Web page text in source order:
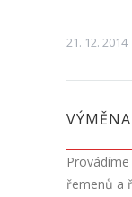
21. 12. 2014
řemenů a